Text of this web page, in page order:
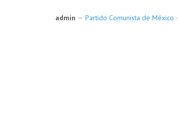
admin Partido Comunista de México